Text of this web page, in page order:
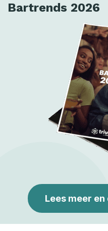
Bartrends 2026
Lees meer